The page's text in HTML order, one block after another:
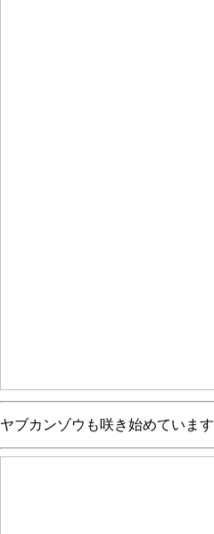
ヤブカンゾウも咲き始めています